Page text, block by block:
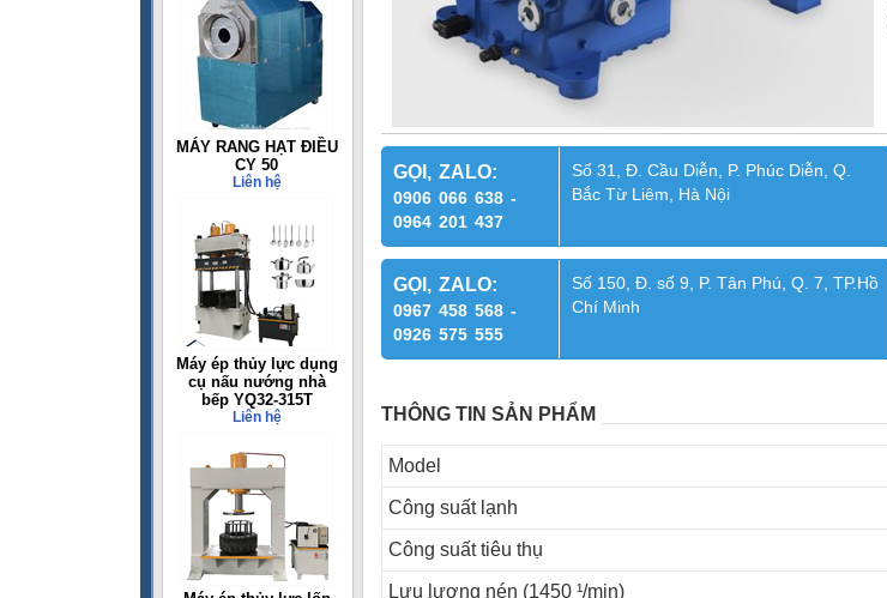
MÁY RANG HẠT ĐIỀU
CY 50
Liên hệ
Máy ép thủy lực dụng
cụ nấu nướng nhà
bếp YQ32-315T
Liên hệ
GỌI, ZALO:
0906 066 638 -
0964 201 437
Số 31, Đ. Cầu Diễn, P. Phúc Diễn, Q.
Bắc Từ Liêm, Hà Nội
GỌI, ZALO:
0967 458 568 -
0926 575 555
Số 150, Đ. số 9, P. Tân Phú, Q. 7, TP.Hồ
Chí Minh
THÔNG TIN SẢN PHẨM
Model
Công suất lạnh
Công suất tiêu thụ
Lưu lượng nén (1450 ¹/min)